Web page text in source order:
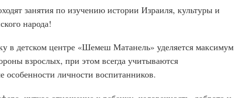
занятия по изучению истории Израиля, культуры и
народа!
в детском центре «Шемеш Матанель» уделяется максимум
взрослых, при этом всегда учитываются
особенности личности воспитанников.